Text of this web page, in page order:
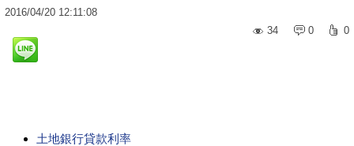
2016/04/20 12:11:08
34
0 0
土地銀行貸款利率